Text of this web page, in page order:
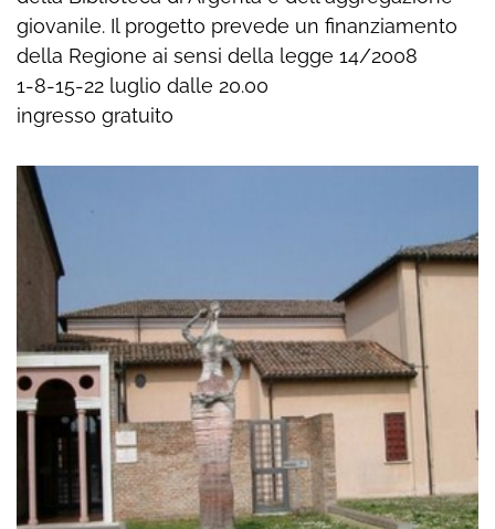
giovanile. Il progetto prevede un finanziamento
della Regione ai sensi della legge 14/2008
1-8-15-22 luglio dalle 20.00
ingresso gratuito